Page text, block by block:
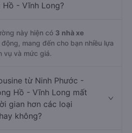
Hồ - Vĩnh Long?
này hiện có 3 nhà xe
mang đến cho bạn nhiều lựa
vụ và mức giá.
từ Ninh Phước -
Hồ - Vĩnh Long mất
gian hơn các loại
không?